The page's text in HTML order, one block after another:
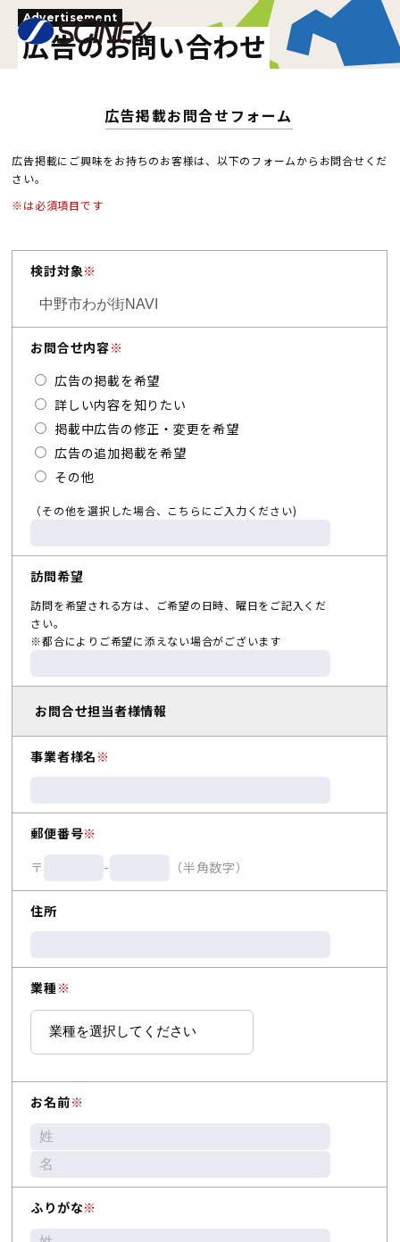
Advertisement
広告のお問い合わせ
広告掲載お問合せフォーム
広告掲載にご興味をお持ちのお客様は、以下のフォームからお問合せくだ
さい。
※は必須項目です
検討対象※
お問合せ内容※
広告の掲載を希望
詳しい内容を知りたい
掲載中広告の修正・変更を希望
広告の追加掲載を希望
その他
（その他を選択した場合、こちらにご入力ください)
訪問希望
訪問を希望される方は、ご希望の日時、曜日をご記入くだ
さい。
※都合によりご希望に添えない場合がございます
お問合せ担当者様情報
事業者様名 ※
郵便番号※
〒
- （半角数字）
住所
業種 ※
お名前※
ふりがな※